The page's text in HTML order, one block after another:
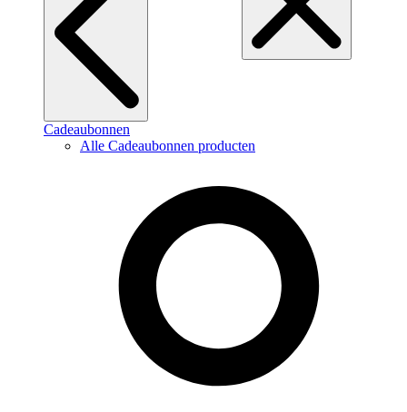
Cadeaubonnen
Alle Cadeaubonnen producten